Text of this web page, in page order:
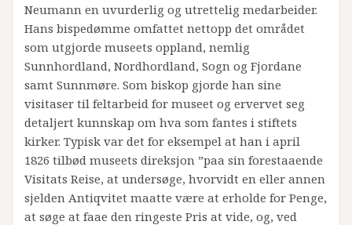
Neumann en uvurderlig og utrettelig medarbeider.
Hans bispedømme omfattet nettopp det området
som utgjorde museets oppland, nemlig
Sunnhordland, Nordhordland, Sogn og Fjordane
samt Sunnmøre. Som biskop gjorde han sine
visitaser til feltarbeid for museet og ervervet seg
detaljert kunnskap om hva som fantes i stiftets
kirker. Typisk var det for eksempel at han i april
1826 tilbød museets direksjon ”paa sin forestaaende
Visitats Reise, at undersøge, hvorvidt en eller annen
sjelden Antiqvitet maatte være at erholde for Penge,
at søge at faae den ringeste Pris at vide, og, ved